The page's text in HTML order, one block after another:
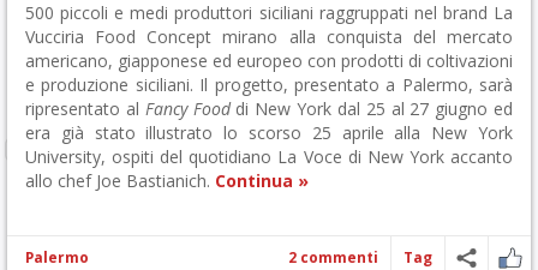
500 piccoli e medi produttori siciliani raggruppati nel brand La
Vucciria Food Concept mirano alla conquista del mercato
americano, giapponese ed europeo con prodotti di coltivazioni
e produzione siciliani. Il progetto, presentato a Palermo, sarà
ripresentato al Fancy Fooddi New York dal 25 al 27 giugno ed
era già stato illustrato lo scorso 25 aprile alla New York
University, ospiti del quotidiano La Voce di New York accanto
allo chef Joe Bastianich. Continua »
Palermo 2 commenti Tag